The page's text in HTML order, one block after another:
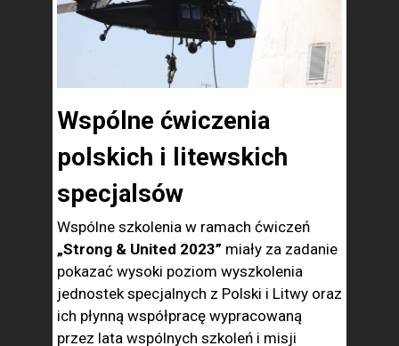
Wspólne ćwiczenia
polskich i litewskich
specjalsów
Wspólne szkolenia w ramach ćwiczeń
„Strong & United 2023” miały za zadanie
pokazać wysoki poziom wyszkolenia
jednostek specjalnych z Polski i Litwy oraz
ich płynną współpracę wypracowaną
przez lata wspólnych szkoleń i misji